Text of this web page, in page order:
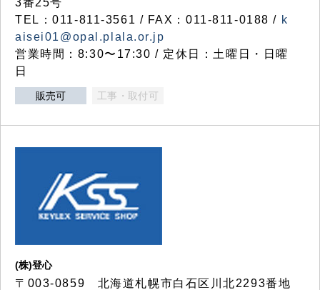
3番25号
TEL：011-811-3561 / FAX：011-811-0188 / k
aisei01@opal.plala.or.jp
営業時間：8:30〜17:30 / 定休日：土曜日・日曜
日
販売可 工事・取付可
(株)登心
〒003-0859 北海道札幌市白石区川北2293番地